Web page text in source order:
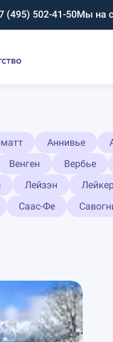
(495) 502-41-50Мы на
Аннивье
Венген Вербье
Лейзэн
Саас-Фе